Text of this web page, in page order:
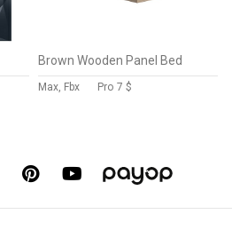
Brown Wooden Panel Bed
Max, Fbx Pro 7 $